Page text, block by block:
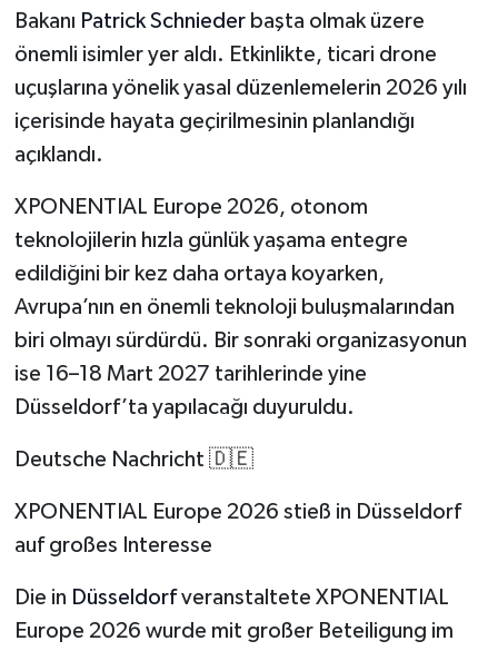
Bakanı Patrick Schniederbaşta olmak üzere
önemli isimler yer aldı. Etkinlikte, ticari drone
uçuşlarına yönelik yasal düzenlemelerin 2026 yılı
içerisinde hayata geçirilmesinin planlandığı
açıklandı.
XPONENTIAL Europe 2026, otonom
teknolojilerin hızla günlük yaşama entegre
edildiğini bir kez daha ortaya koyarken,
Avrupa’nın en önemli teknoloji buluşmalarından
biri olmayı sürdürdü. Bir sonraki organizasyonun
ise 16–18 Mart 2027 tarihlerinde yine
Düsseldorf’ta yapılacağı duyuruldu.
Deutsche Nachricht 🇩🇪
XPONENTIAL Europe 2026 stieß in Düsseldorf
auf großes Interesse
Die in Düsseldorfveranstaltete XPONENTIAL
Europe 2026 wurde mit großer Beteiligung im